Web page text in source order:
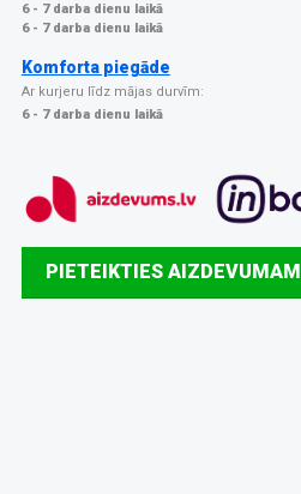
6 - 7 darba dienu laikā
6 - 7 darba dienu laikā
Komforta piegāde
Ar kurjeru līdz mājas durvīm:
6 - 7 darba dienu laikā
PIETEIKTIES AIZDEVUMAM